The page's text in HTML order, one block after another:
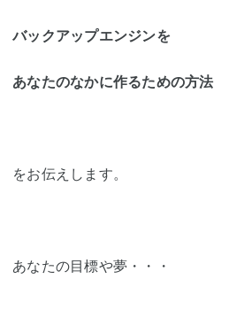
バックアップエンジンを
あなたのなかに作るための方法
をお伝えします。
あなたの目標や夢・・・